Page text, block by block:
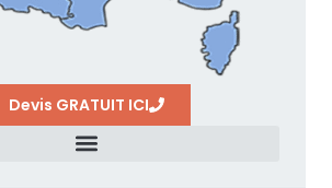
Devis GRATUIT ICI